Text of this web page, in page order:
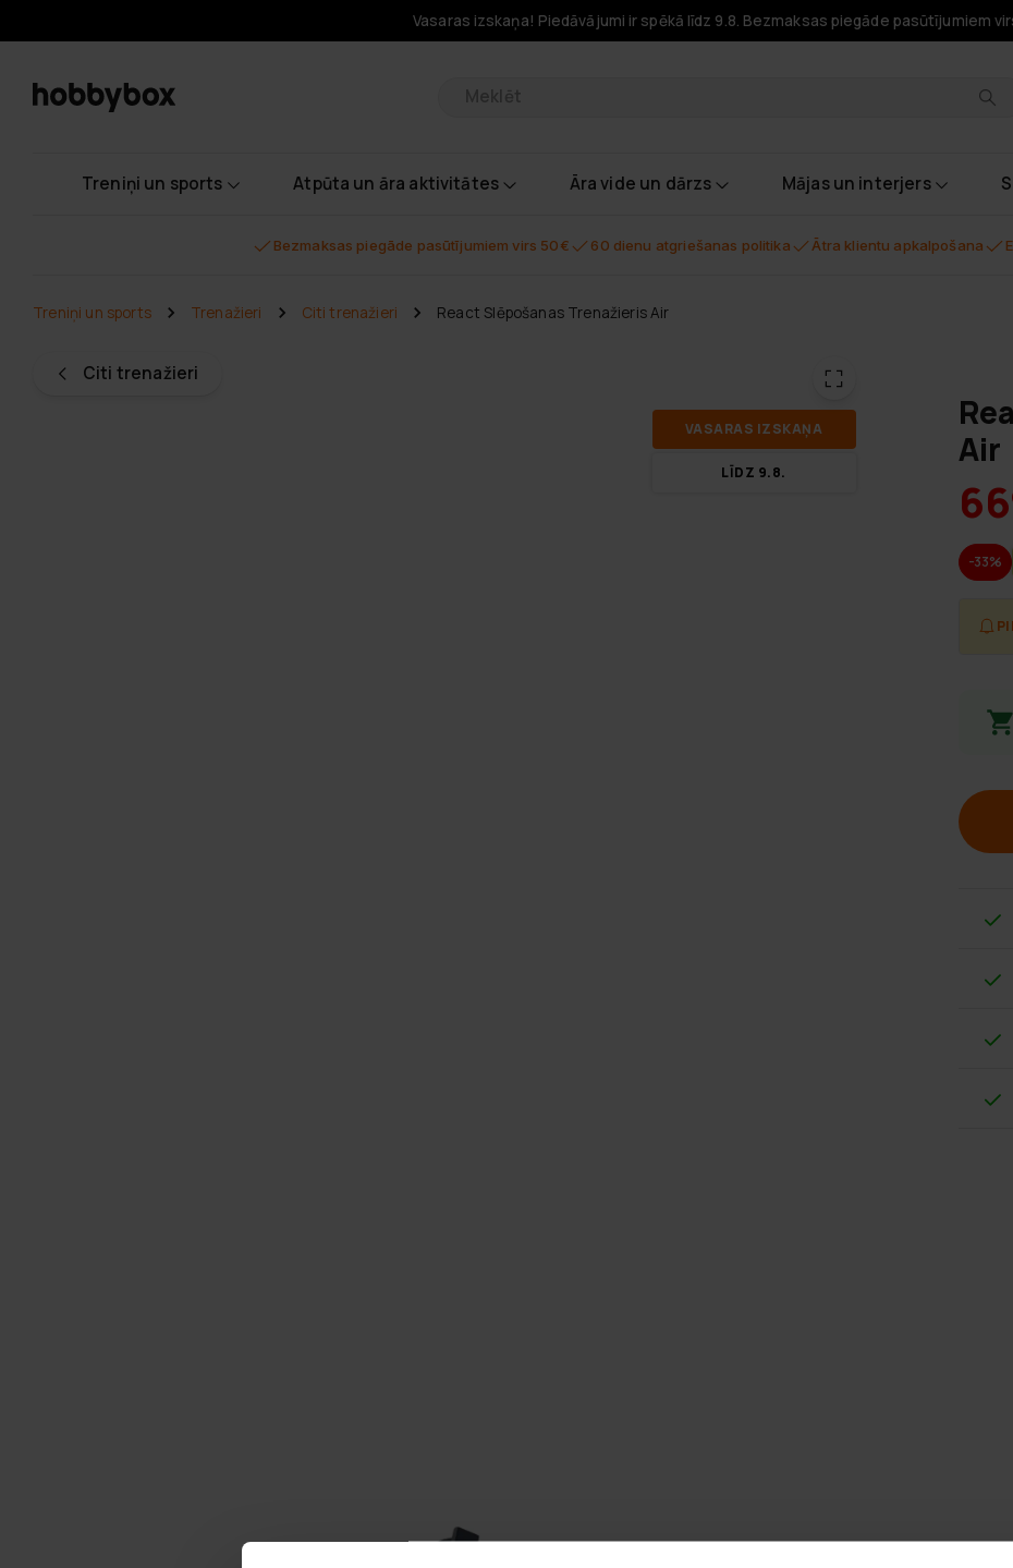
Vasaras izskaņa! Piedāvājumi ir spēkā līdz 9.8. Bezmaksas piegāde pasūtījumiem
Treniņi un sports Atpūta un āra aktivitātes Āra vide un dārzs Mājas un interjers
Bezmaksas piegāde pasūtījumiem virs 50€ 60 dienu atgriešanas politika Ātra klientu apkalpošana
Citi trenažieri
Treniņi un sports Trenažieri Citi trenažieri React Slēpošanas Trenažieris Air
VA­SA­RAS IZ­SKA­ŅA
LĪDZ 9.8.
Air
-33%